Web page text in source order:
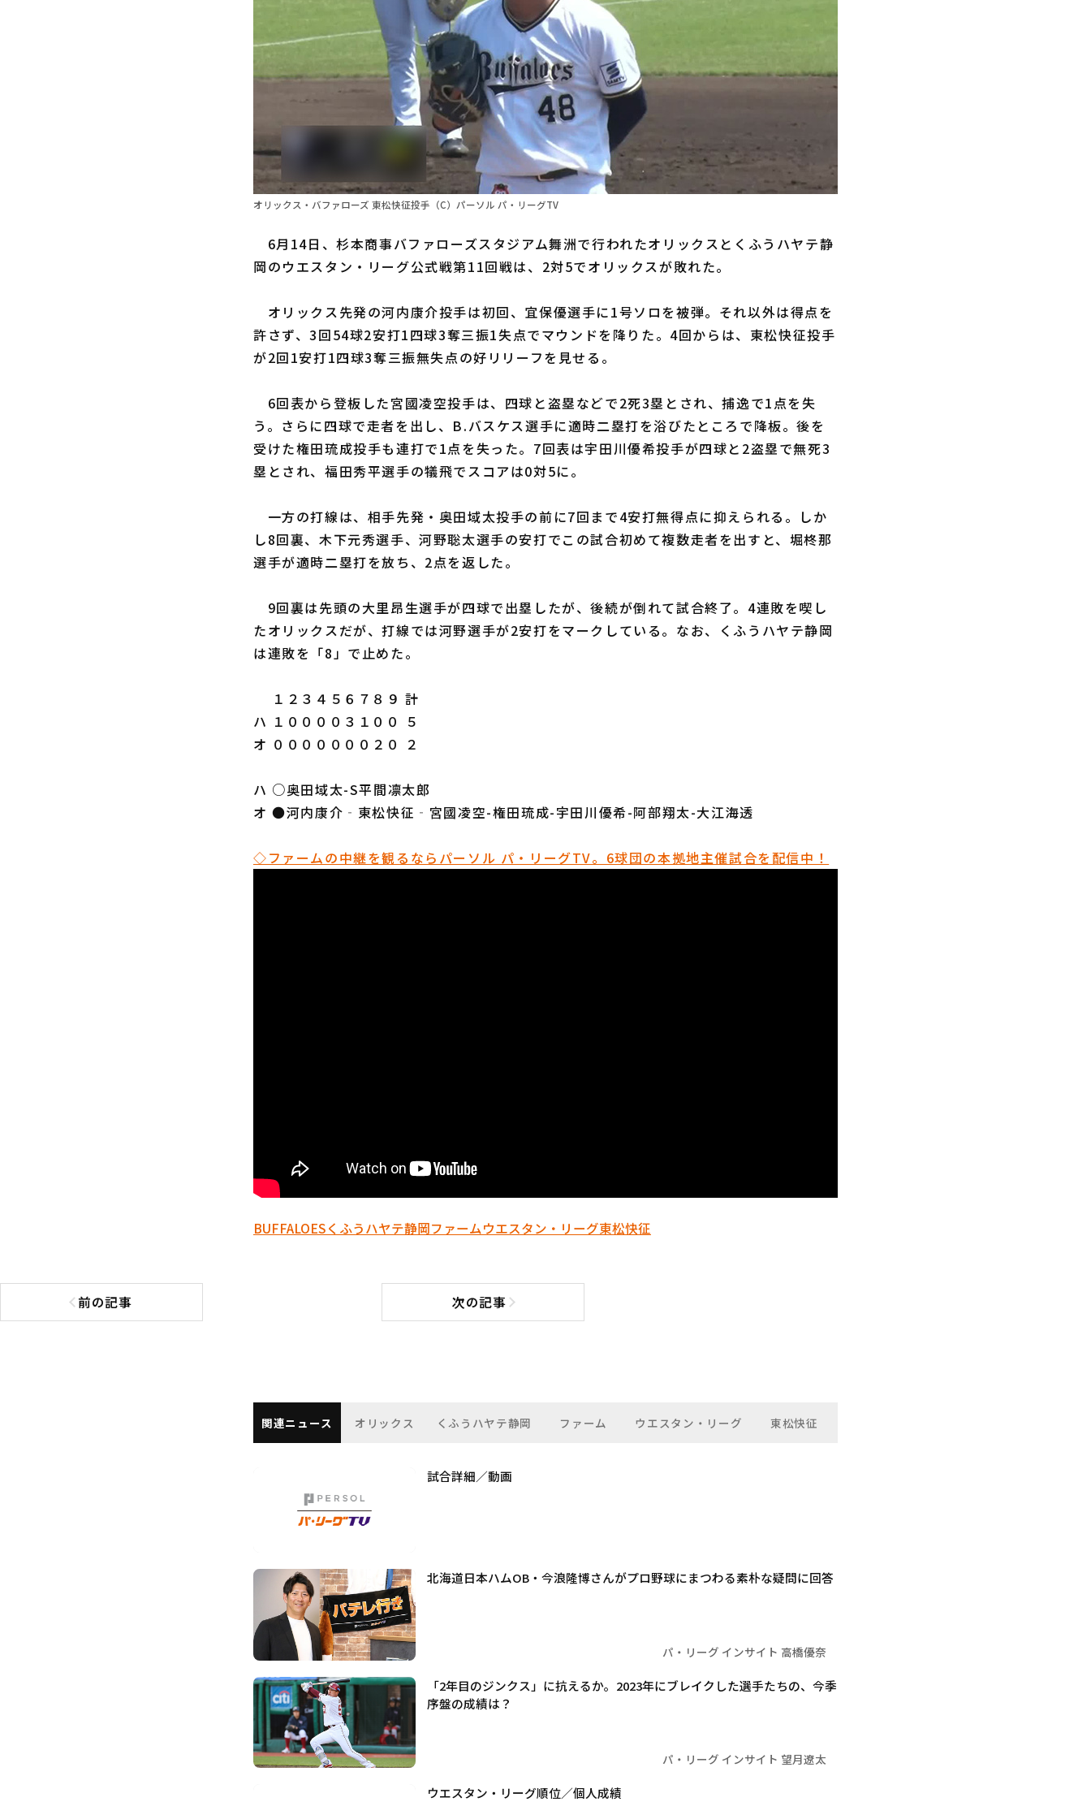
オリックス・バファローズ 東松快征投手（C）パーソル パ・リーグTV
6月14日、杉本商事バファローズスタジアム舞洲で行われたオリックスとくふうハヤテ静
岡のウエスタン・リーグ公式戦第11回戦は、2対5でオリックスが敗れた。
オリックス先発の河内康介投手は初回、宜保優選手に1号ソロを被弾。それ以外は得点を
許さず、3回54球2安打1四球3奪三振1失点でマウンドを降りた。4回からは、東松快征投手
が2回1安打1四球3奪三振無失点の好リリーフを見せる。
6回表から登板した宮國凌空投手は、四球と盗塁などで2死3塁とされ、捕逸で1点を失
う。さらに四球で走者を出し、B.バスケス選手に適時二塁打を浴びたところで降板。後を
受けた権田琉成投手も連打で1点を失った。7回表は宇田川優希投手が四球と2盗塁で無死3
塁とされ、福田秀平選手の犠飛でスコアは0対5に。
一方の打線は、相手先発・奥田域太投手の前に7回まで4安打無得点に抑えられる。しか
し8回裏、木下元秀選手、河野聡太選手の安打でこの試合初めて複数走者を出すと、堀柊那
選手が適時二塁打を放ち、2点を返した。
9回裏は先頭の大里昂生選手が四球で出塁したが、後続が倒れて試合終了。4連敗を喫し
たオリックスだが、打線では河野選手が2安打をマークしている。なお、くふうハヤテ静岡
は連敗を「8」で止めた。
１２３４５６７８９ 計
ハ １００００３１００ ５
オ ０００００００２０ ２
ハ ○奥田域太-S平間凛太郎
オ ●河内康介‐東松快征‐宮國凌空-権田琉成-宇田川優希-阿部翔太-大江海透
◇ファームの中継を観るならパーソル パ・リーグTV。6球団の本拠地主催試合を配信中！
BUFFALOESくふうハヤテ静岡ファームウエスタン・リーグ東松快征
前の記事
前の記事へ 次の記事次の記事へ
関連ニュース オリックス くふうハヤテ静岡 ファーム ウエスタン・リーグ 東松快征
試合詳細／動画
北海道日本ハムOB・今浪隆博さんがプロ野球にまつわる素朴な疑問に回答
パ・リーグ インサイト 高橋優奈
「2年目のジンクス」に抗えるか。2023年にブレイクした選手たちの、今季
序盤の成績は？
パ・リーグ インサイト 望月遼太
ウエスタン・リーグ順位／個人成績